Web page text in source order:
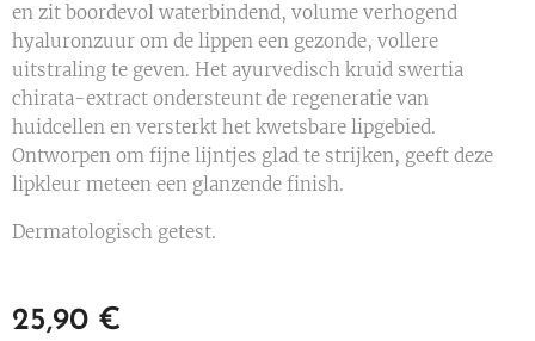
en zit boordevol waterbindend, volume verhogend
hyaluronzuur om de lippen een gezonde, vollere
uitstraling te geven. Het ayurvedisch kruid swertia
chirata-extract ondersteunt de regeneratie van
huidcellen en versterkt het kwetsbare lipgebied.
Ontworpen om fijne lijntjes glad te strijken, geeft deze
lipkleur meteen een glanzende finish.
Dermatologisch getest.
25,90 €